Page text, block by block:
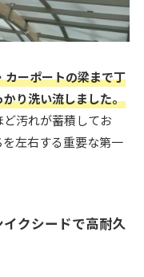
ーポートの梁まで丁
り洗い流しました。
汚れが蓄積してお
左右する重要な第一
イクシードで高耐久